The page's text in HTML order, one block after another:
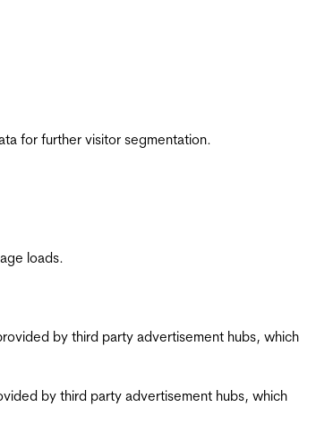
for further visitor segmentation.
loads.
by third party advertisement hubs, which
by third party advertisement hubs, which